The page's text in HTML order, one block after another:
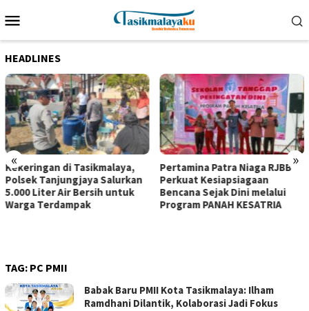
ke
Mobile
HEADLINES
« »
Kekeringan di Tasikmalaya,
Polsek Tanjungjaya Salurkan
5.000 Liter Air Bersih untuk
Warga Terdampak
Pertamina Patra Niaga RJBB
Perkuat Kesiapsiagaan
Bencana Sejak Dini melalui
Program PANAH KESATRIA
TAG: PC PMII
Babak Baru PMII Kota Tasikmalaya: Ilham
Ramdhani Dilantik, Kolaborasi Jadi Fokus